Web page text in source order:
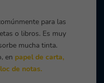
para las
o libros. Es muy
mucha tinta.
en papel de carta,
de notas.